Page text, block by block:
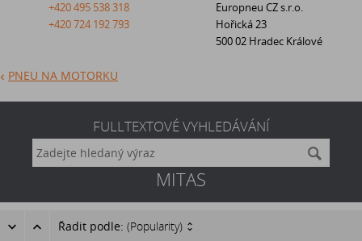
+420 495 538 318
+420 724 192 793
Europneu CZ s.r.o.
Hořická 23
500 02 Hradec Králové
PNEU NA MOTORKU
FULLTEXTOVÉ VYHLEDÁVÁNÍ
MITAS
Řadit podle: (Popularity)